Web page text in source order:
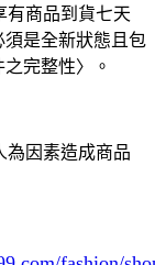
商品到貨七天
是全新狀態且包
完整性〉。
為因素造成商品